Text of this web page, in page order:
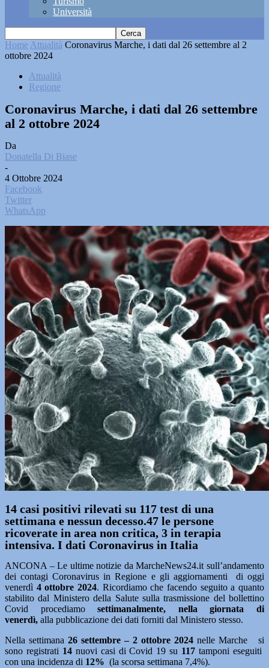
Università
Home Attualità Coronavirus Marche, i dati dal 26 settembre al 2
ottobre 2024
Attualità
Regione
Coronavirus Marche, i dati dal 26 settembre
al 2 ottobre 2024
Da
Donatella Di Biase
-
4 Ottobre 2024
Facebook
Twitter
WhatsApp
14 casi positivi rilevati su 117 test di una
settimana e nessun decesso.47 le persone
ricoverate in area non critica, 3 in terapia
intensiva. I dati Coronavirus in Italia
ANCONA – Le ultime notizie da MarcheNews24.it sull’andamento
dei contagi Coronavirus in Regione e gli aggiornamenti di oggi
venerdì 4 ottobre 2024. Ricordiamo che facendo seguito a quanto
stabilito dal Ministero della Salute sulla trasmissione del bollettino
Covid procediamosettimanalmente, nella giornata di
venerdì, alla pubblicazione dei dati forniti dal Ministero stesso.
Nella settimana 26 settembre – 2 ottobre 2024 nelle Marche si
sono registrati 14 nuovi casi di Covid 19 su 117 tamponi eseguiti
con una incidenza di 12% (la scorsa settimana 7,4%).